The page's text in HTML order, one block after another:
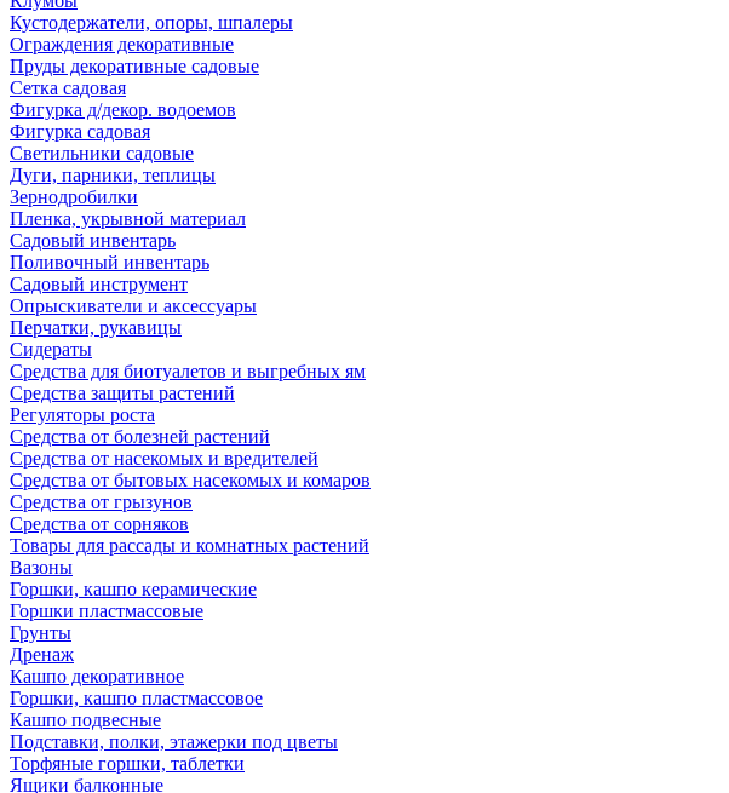
Кустодержатели, опоры, шпалеры
Ограждения декоративные
Пруды декоративные садовые
Сетка садовая
Фигурка д/декор. водоемов
Фигурка садовая
Светильники садовые
Дуги, парники, теплицы
Зернодробилки
Пленка, укрывной материал
Садовый инвентарь
Поливочный инвентарь
Садовый инструмент
Опрыскиватели и аксессуары
Перчатки, рукавицы
Сидераты
Средства для биотуалетов и выгребных ям
Средства защиты растений
Регуляторы роста
Средства от болезней растений
Средства от насекомых и вредителей
Средства от бытовых насекомых и комаров
Средства от грызунов
Средства от сорняков
Товары для рассады и комнатных растений
Вазоны
Горшки, кашпо керамические
Горшки пластмассовые
Грунты
Дренаж
Кашпо декоративное
Горшки, кашпо пластмассовое
Кашпо подвесные
Подставки, полки, этажерки под цветы
Торфяные горшки, таблетки
Ящики балконные